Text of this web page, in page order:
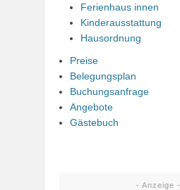
Ferienhaus innen
Kinderausstattung
Hausordnung
Preise
Belegungsplan
Buchungsanfrage
Angebote
Gästebuch
- Anzeige -